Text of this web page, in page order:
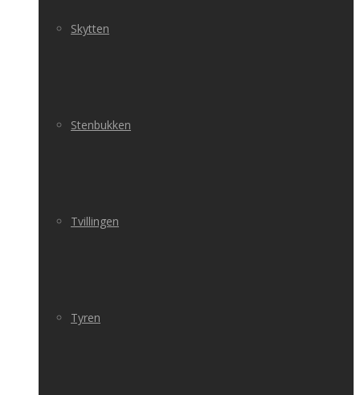
Skytten
Stenbukken
Tvillingen
Tyren